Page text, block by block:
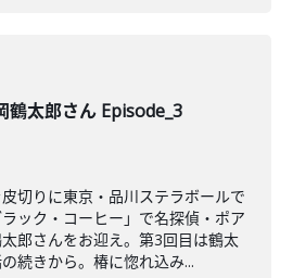
鶴太郎さん Episode_3
切りに東京・品川ステラボールで
ック・コーヒー」で名探偵・ポア
郎さんをお迎え。第3回目は鶴太
続きから。椿に惚れ込み...